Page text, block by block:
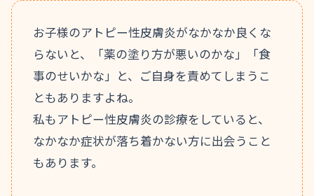
お子様のアトピー性皮膚炎がなかなか良くな
らないと、「薬の塗り方が悪いのかな」「食
事のせいかな」と、ご自身を責めてしまうこ
ともありますよね。
私もアトピー性皮膚炎の診療をしていると、
なかなか症状が落ち着かない方に出会うこと
もあります。